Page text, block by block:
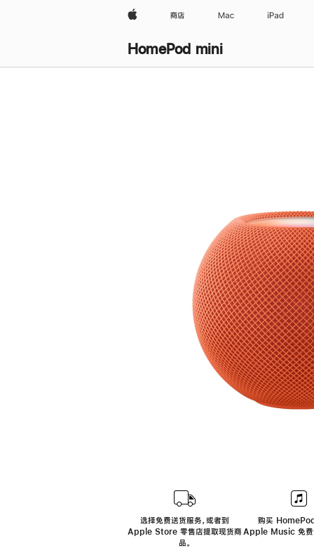
Apple 商店 Mac iPad
HomePod mini
选择免费送货服务，或者到
Apple Store 零售店提取现货商
品。
购买
Apple Music 免费